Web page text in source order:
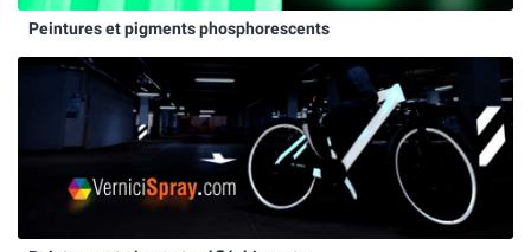
Peintures et pigments phosphorescents